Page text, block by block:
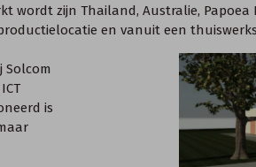
zijn Thailand, Australie,
en vanuit een
Solcom
is